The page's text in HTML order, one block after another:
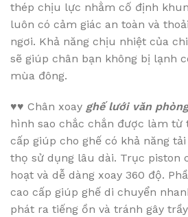
thép chịu lực nhằm cố định
luôn có cảm giác an toàn và
ngơi. Khả năng chịu nhiệt của
sẽ giúp chân bạn không bị lạnh
mùa đông.
♥♥ Chân xoay ghế lưới văn phòng
hình sao chắc chắn được làm từ
cấp giúp cho ghế có khả năng
thọ sử dụng lâu dài. Trục piston
hoạt và dễ dàng xoay 360 độ.
cao cấp giúp ghế di chuyển
phát ra tiếng ồn và tránh gây